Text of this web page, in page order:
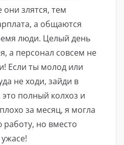
злятся, тем
а общаются
люди. Целый день
а персонал совсем не
Если ты молод или
не ходи, зайди в
полный колхоз и
за месяц, я могла
но вместо